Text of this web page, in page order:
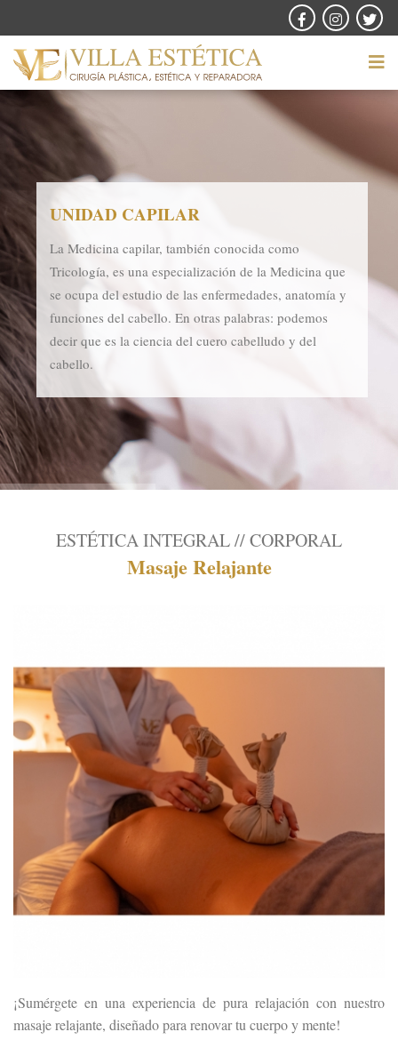
UNIDAD CAPILAR
La Medicina capilar, también conocida como
Tricología, es una especialización de la Medicina que
se ocupa del estudio de las enfermedades, anatomía y
funciones del cabello. En otras palabras: podemos
decir que es la ciencia del cuero cabelludo y del
cabello.
ESTÉTICA INTEGRAL // CORPORAL
Masaje Relajante
¡Sumérgete en una experiencia de pura relajación con nuestro
masaje relajante, diseñado para renovar tu cuerpo y mente!